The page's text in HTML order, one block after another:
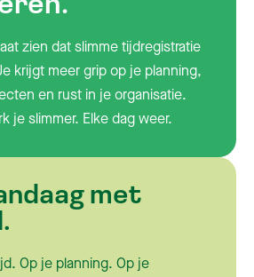
zien dat slimme tijdregistratie
krijgt meer grip op je planning,
en rust in je organisatie.
je slimmer. Elke dag weer.
de tijd. Altijd.
met
Op je planning. Op je